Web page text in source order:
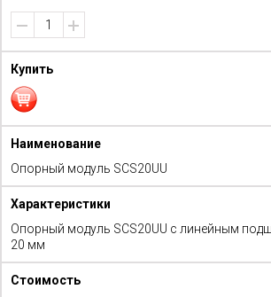
Опорный модуль SCS20UU
Опорный модуль SCS20UU с линейным
20 мм